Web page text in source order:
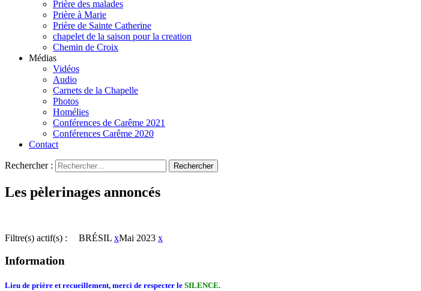
Prière des malades
Prière à Marie
Prière de Sainte Catherine
chapelet de la saison pour la creation
Chemin de Croix
Médias
Vidéos
Audio
Carnets de la Chapelle
Photos
Homélies
Conférences de Carême 2021
Conférences Carême 2020
Contact
Rechercher :
Les pèlerinages annoncés
Filtre(s) actif(s) : BRÉSIL xMai 2023 x
Information
Lieu de prière et recueillement, merci de respecter le SILENCE.